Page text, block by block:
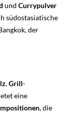
undCurrypulver
südostasiatische
der
,Grill-
eine
, die